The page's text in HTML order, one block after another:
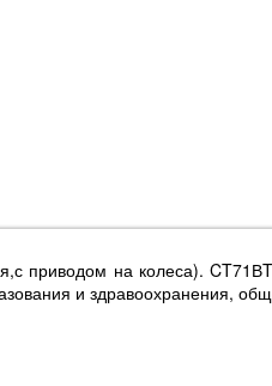
приводом на колеса).
и здравоохранения,